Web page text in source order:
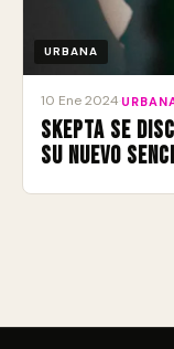
URBANA
10 Ene 2024
Skepta se
su nuevo